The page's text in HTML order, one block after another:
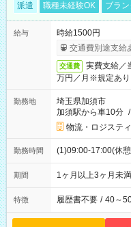
派遣 職種未経験OK ブラ
給与
時給1500円
交通費別途支給
交通費
実費支給／
万円／月※規定あり
勤務地
埼玉県加須市
加須駅から車10分 /
物流・ロジステ
勤務時間 (1)09:00-17:00(休
期間 1ヶ月以上3ヶ月未
特徴 履歴書不要 / 40～